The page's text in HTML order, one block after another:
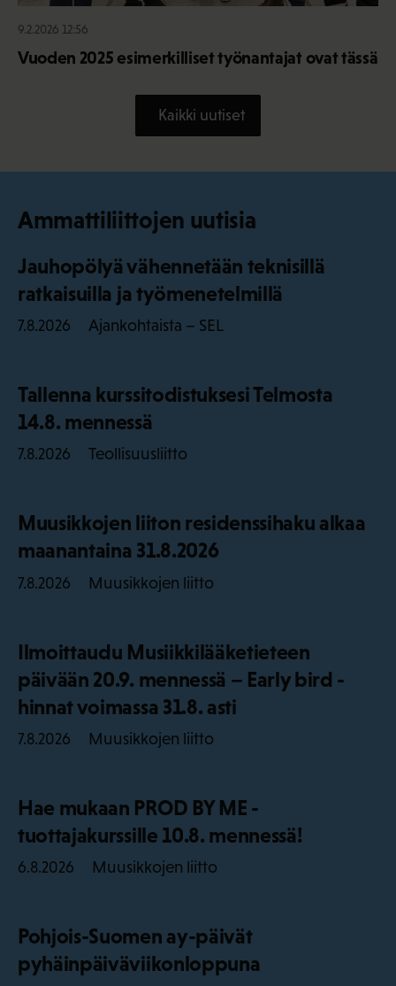
9.2.2026 12:56
Vuoden 2025 esimerkilliset työnantajat ovat tässä
Kaikki uutiset
Ammattiliittojen uutisia
Jauhopölyä vähennetään teknisillä
ratkaisuilla ja työmenetelmillä
7.8.2026 Ajankohtaista – SEL
Tallenna kurssitodistuksesi Telmosta
14.8. mennessä
7.8.2026 Teollisuusliitto
Muusikkojen liiton residenssihaku alkaa
maanantaina 31.8.2026
7.8.2026 Muusikkojen liitto
Ilmoittaudu Musiikkilääketieteen
päivään 20.9. mennessä – Early bird -
hinnat voimassa 31.8. asti
7.8.2026 Muusikkojen liitto
Hae mukaan PROD BY ME -
tuottajakurssille 10.8. mennessä!
6.8.2026 Muusikkojen liitto
Pohjois-Suomen ay-päivät
pyhäinpäiväviikonloppuna